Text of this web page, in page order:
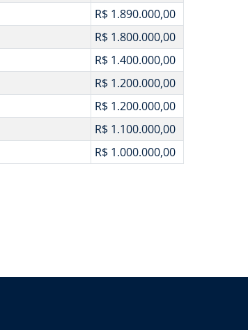
R$ 1.890.000,00
R$ 1.800.000,00
R$ 1.400.000,00
R$ 1.200.000,00
R$ 1.200.000,00
R$ 1.100.000,00
R$ 1.000.000,00